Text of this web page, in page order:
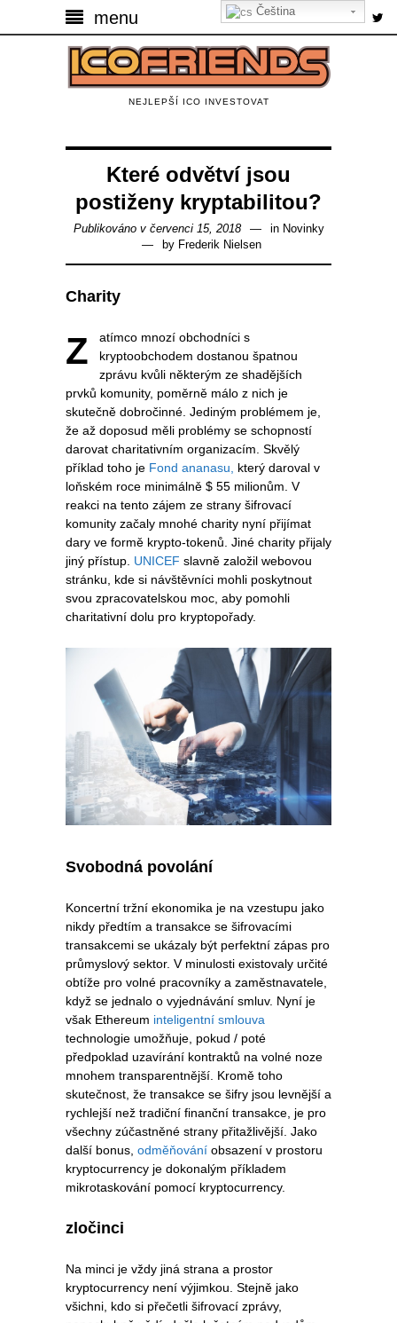
menu
NEJLEPŠÍ ICO INVESTOVAT
Které odvětví jsou
postiženy kryptabilitou?
Publikováno v červenci 15, 2018 in Novinky
by Frederik Nielsen
Charity
Zatímco mnozí obchodníci s
kryptoobchodem dostanou špatnou
zprávu kvůli některým ze shadějších
prvků komunity, poměrně málo z nich je
skutečně dobročinné. Jediným problémem je,
že až doposud měli problémy se schopností
darovat charitativním organizacím. Skvělý
příklad toho je Fond ananasu, který daroval v
loňském roce minimálně $ 55 milionům. V
reakci na tento zájem ze strany šifrovací
komunity začaly mnohé charity nyní přijímat
dary ve formě krypto-tokenů. Jiné charity přijaly
jiný přístup. UNICEF slavně založil webovou
stránku, kde si návštěvníci mohli poskytnout
svou zpracovatelskou moc, aby pomohli
charitativní dolu pro kryptopořady.
Svobodná povolání
Koncertní tržní ekonomika je na vzestupu jako
nikdy předtím a transakce se šifrovacími
transakcemi se ukázaly být perfektní zápas pro
průmyslový sektor. V minulosti existovaly určité
obtíže pro volné pracovníky a zaměstnavatele,
když se jednalo o vyjednávání smluv. Nyní je
však Ethereum inteligentní smlouva
technologie umožňuje, pokud / poté
předpoklad uzavírání kontraktů na volné noze
mnohem transparentnější. Kromě toho
skutečnost, že transakce se šifry jsou levnější a
rychlejší než tradiční finanční transakce, je pro
všechny zúčastněné strany přitažlivější. Jako
další bonus, odměňování obsazení v prostoru
kryptocurrency je dokonalým příkladem
mikrotaskování pomocí kryptocurrency.
zločinci
Na minci je vždy jiná strana a prostor
kryptocurrency není výjimkou. Stejně jako
všichni, kdo si přečetli šifrovací zprávy,
Čeština‎